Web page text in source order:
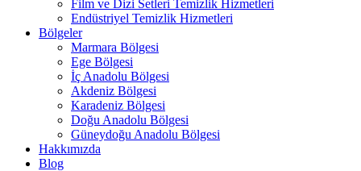
Film ve Dizi Setleri Temizlik Hizmetleri
Endüstriyel Temizlik Hizmetleri
Bölgeler
Marmara Bölgesi
Ege Bölgesi
İç Anadolu Bölgesi
Akdeniz Bölgesi
Karadeniz Bölgesi
Doğu Anadolu Bölgesi
Güneydoğu Anadolu Bölgesi
Hakkımızda
Blog